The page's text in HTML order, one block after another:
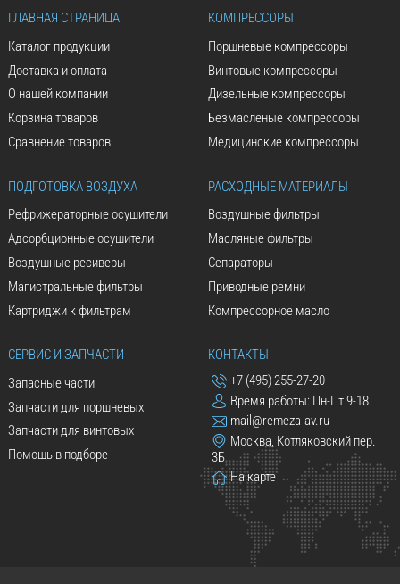
ГЛАВНАЯ СТРАНИЦА
Каталог продукции
Доставка и оплата
О нашей компании
Корзина товаров
Сравнение товаров
КОМПРЕССОРЫ
Поршневые компрессоры
Винтовые компрессоры
Дизельные компрессоры
Безмасленые компрессоры
Медицинские компрессоры
ПОДГОТОВКА ВОЗДУХА
Рефрижераторные осушители
Адсорбционные осушители
Воздушные ресиверы
Магистральные фильтры
Картриджи к фильтрам
РАСХОДНЫЕ МАТЕРИАЛЫ
Воздушные фильтры
Масляные фильтры
Сепараторы
Приводные ремни
Компрессорное масло
СЕРВИС И ЗАПЧАСТИ
Запасные части
Запчасти для поршневых
Запчасти для винтовых
Помощь в подборе
КОНТАКТЫ
+7 (495) 255-27-20
Время работы: Пн-Пт 9-18
mail@remeza-av.ru
Москва, Котляковский пер.
3Б
На карте